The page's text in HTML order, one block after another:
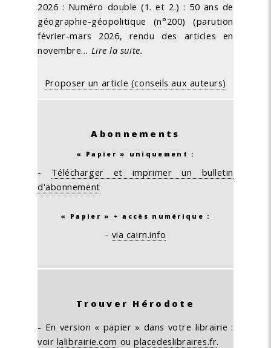
2026 : Numéro double (1. et 2.) : 50 ans de
géographie-géopolitique (n°200) (parution
février-mars 2026, rendu des articles en
novembre… Lire la suite.
Proposer un article (conseils aux auteurs)
Abonnements
« Papier » uniquement :
- Télécharger et imprimer un bulletin
d'abonnement
« Papier » + accès numérique :
- via cairn.info
Trouver Hérodote
- En version « papier » dans votre librairie :
voir lalibrairie.com ouplacedeslibraires.fr.